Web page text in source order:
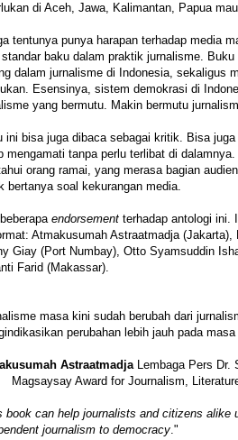
di Aceh, Jawa, Kalimantan, Papua
tentunya punya harapan terhadap media
baku dalam praktik jurnalisme.
dalam jurnalisme di Indonesia, sekaligus
Esensinya, sistem demokrasi di
yang bermutu. Makin bermutu
ini bisa juga dibaca sebagai kritik. Bisa
mengamati tanpa perlu terlibat di
orang ramai, yang merasa bagian
bertanya soal kekurangan media.
endorsement terhadap antologi ini.
Atmakusumah Astraatmadja
Giay (Port Numbay), Otto Syamsuddin
Farid (Makassar).
masa kini sudah berubah dari
perubahan lebih jauh pada masa
AstraatmadjaLembaga Pers Dr.
Magsaysay Award for Journalism,
book can help journalists and citizens alike
journalism to democracy."